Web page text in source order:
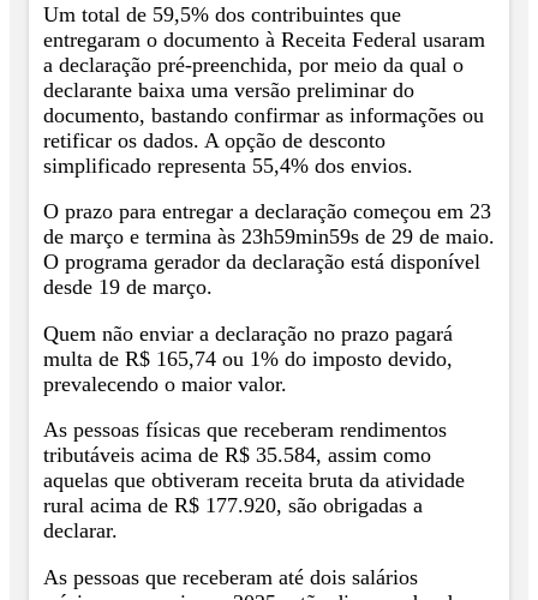
Um total de 59,5% dos contribuintes que
entregaram o documento à Receita Federal usaram
a declaração pré-preenchida, por meio da qual o
declarante baixa uma versão preliminar do
documento, bastando confirmar as informações ou
retificar os dados. A opção de desconto
simplificado representa 55,4% dos envios.
O prazo para entregar a declaração começou em 23
de março e termina às 23h59min59s de 29 de maio.
O programa gerador da declaração está disponível
desde 19 de março.
Quem não enviar a declaração no prazo pagará
multa de R$ 165,74 ou 1% do imposto devido,
prevalecendo o maior valor.
As pessoas físicas que receberam rendimentos
tributáveis acima de R$ 35.584, assim como
aquelas que obtiveram receita bruta da atividade
rural acima de R$ 177.920, são obrigadas a
declarar.
As pessoas que receberam até dois salários